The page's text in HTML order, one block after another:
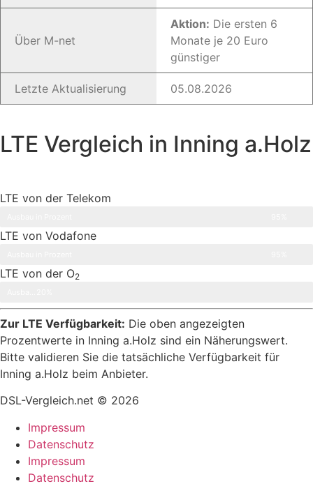
Über M-net
Aktion: Die ersten 6
Monate je 20 Euro
günstiger
Letzte Aktualisierung 05.08.2026
LTE Vergleich in Inning a.Holz
LTE von der Telekom
LTE von Vodafone
LTE von der O2
Zur LTE Verfügbarkeit: Die oben angezeigten
Prozentwerte in Inning a.Holz sind ein Näherungswert.
Bitte validieren Sie die tatsächliche Verfügbarkeit für
Inning a.Holz beim Anbieter.
DSL-Vergleich.net © 2026
Impressum
Datenschutz
Impressum
Datenschutz